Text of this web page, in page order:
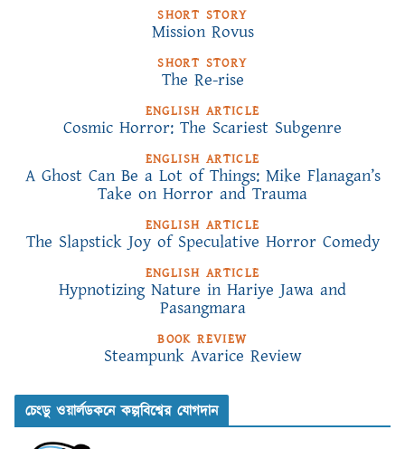
SHORT STORY
Mission Rovus
SHORT STORY
The Re-rise
ENGLISH ARTICLE
Cosmic Horror: The Scariest Subgenre
ENGLISH ARTICLE
A Ghost Can Be a Lot of Things: Mike Flanagan’s
Take on Horror and Trauma
ENGLISH ARTICLE
The Slapstick Joy of Speculative Horror Comedy
ENGLISH ARTICLE
Hypnotizing Nature in Hariye Jawa and
Pasangmara
BOOK REVIEW
Steampunk Avarice Review
চেংডু ওয়ার্লডকনে কল্পবিশ্বের যোগদান